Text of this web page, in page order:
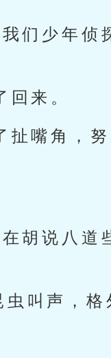
们少年侦
来。
扯嘴角，努
胡说八道
叫声，格